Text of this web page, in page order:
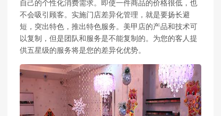
自己的个性化消费需求。即使一件商品的价格很低，也
不会吸引顾客。实施门店差异化管理，就是要扬长避
短，突出特色，推出特色服务。美甲店的产品和技术可
以复制，但是团队和服务是不能复制的。为您的客人提
供五星级的服务将是您的差异化优势。